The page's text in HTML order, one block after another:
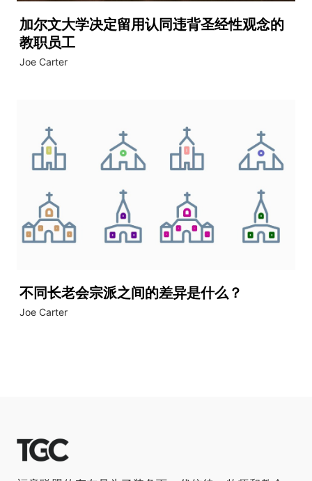
加尔文大学决定留用认同违背圣经性观念的
教职员工
Joe Carter
不同长老会宗派之间的差异是什么？
Joe Carter